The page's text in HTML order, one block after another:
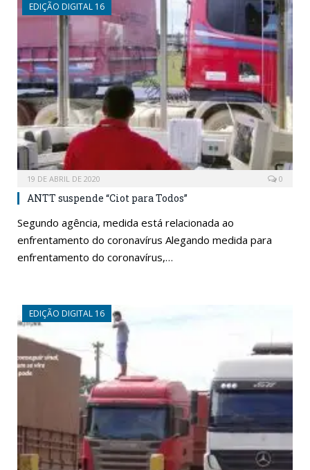
EDIÇÃO DIGITAL 16
19 DE ABRIL DE 2020 0
ANTT suspende “Ciot para Todos”
Segundo agência, medida está relacionada ao
enfrentamento do coronavírus Alegando medida para
enfrentamento do coronavírus,…
EDIÇÃO DIGITAL 16